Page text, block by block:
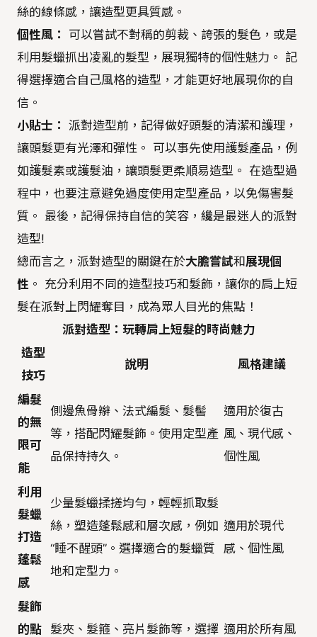
絲的線條感，讓造型更具質感。
個性風：
可以嘗試不對稱的剪裁、誇張的髮色，或是
利用髮蠟抓出凌亂的髮型，展現獨特的個性魅力。 記
得選擇適合自己風格的造型，才能更好地展現你的自
信。
小貼士： 派對造型前，記得做好頭髮的清潔和護理，
讓頭髮更有光澤和彈性。 可以事先使用護髮產品，例
如護髮素或護髮油，讓頭髮更柔順易造型。 在造型過
程中，也要注意避免過度使用定型產品，以免傷害髮
質。 最後，記得保持自信的笑容，纔是最迷人的派對
造型!
總而言之，派對造型的關鍵在於大膽嘗試和展現個
性 。 充分利用不同的造型技巧和髮飾，讓你的肩上短
髮在派對上閃耀奪目，成為眾人目光的焦點！
派對造型：玩轉肩上短髮的時尚魅力
造型
技巧
說明 風格建議
編髮
的無
限可
能
側邊魚骨辮、法式編髮、髮髻
等，搭配閃耀髮飾。使用定型產
品保持持久。
適用於復古
風、現代感、
個性風
利用
髮蠟
打造
蓬鬆
感
少量髮蠟揉搓均勻，輕輕抓取髮
絲，塑造蓬鬆感和層次感，例如
“睡不醒頭”。選擇適合的髮蠟質
地和定型力。
適用於現代
感、個性風
髮飾
的點
髮夾、髮箍、亮片髮飾等，選擇 適用於所有風